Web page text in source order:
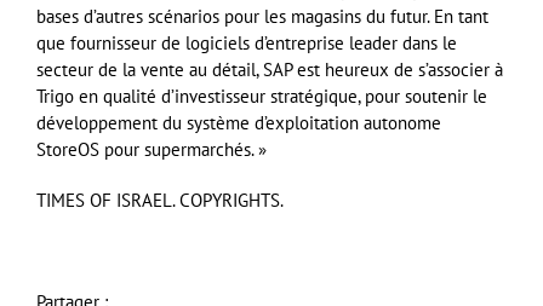
bases d’autres scénarios pour les magasins du futur. En tant
que fournisseur de logiciels d’entreprise leader dans le
secteur de la vente au détail, SAP est heureux de s’associer à
Trigo en qualité d’investisseur stratégique, pour soutenir le
développement du système d’exploitation autonome
StoreOS pour supermarchés. »
TIMES OF ISRAEL. COPYRIGHTS.